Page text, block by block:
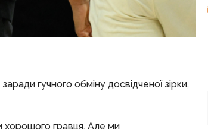
гучного обміну досвідченої зірки,
гравця. Але ми